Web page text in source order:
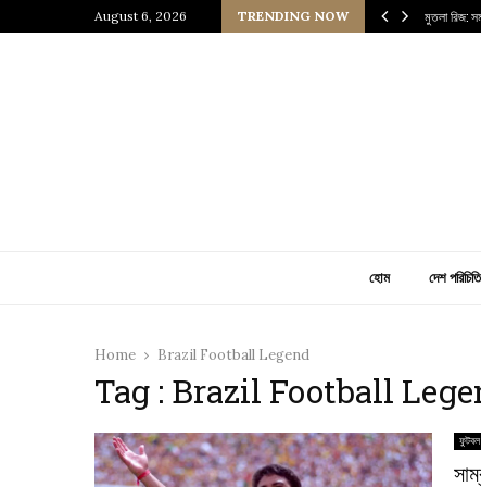
August 6, 2026 TRENDING NOW
ইরাকের হৃৎপিণ্ড মুতলা রিজ:
হোম দেশ পরিচিতি
Home Brazil Football Legend
Tag : Brazil Football
ফুটবল